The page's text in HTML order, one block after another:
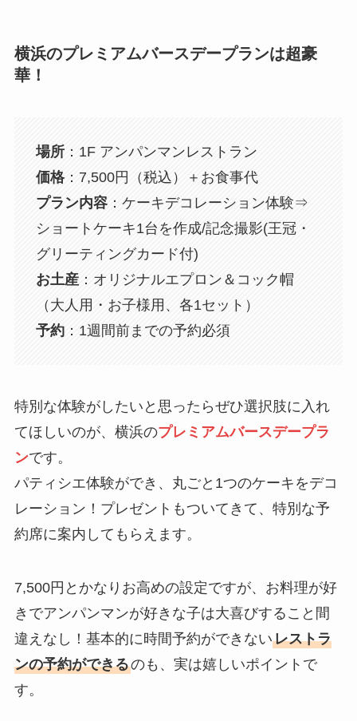
横浜のプレミアムバースデープランは超豪
華！
場所：1F アンパンマンレストラン
価格：7,500円（税込）＋お食事代
プラン内容：ケーキデコレーション体験⇒
ショートケーキ1台を作成/記念撮影(王冠・
グリーティングカード付)
お土産：オリジナルエプロン＆コック帽
（大人用・お子様用、各1セット）
予約：1週間前までの予約必須
特別な体験がしたいと思ったらぜひ選択肢に入れ
てほしいのが、横浜のプレミアムバースデープラ
ンです。
パティシエ体験ができ、丸ごと1つのケーキをデコ
レーション！プレゼントもついてきて、特別な予
約席に案内してもらえます。
7,500円とかなりお高めの設定ですが、お料理が好
きでアンパンマンが好きな子は大喜びすること間
違えなし！基本的に時間予約ができないレストラ
ンの予約ができるのも、実は嬉しいポイントで
す。